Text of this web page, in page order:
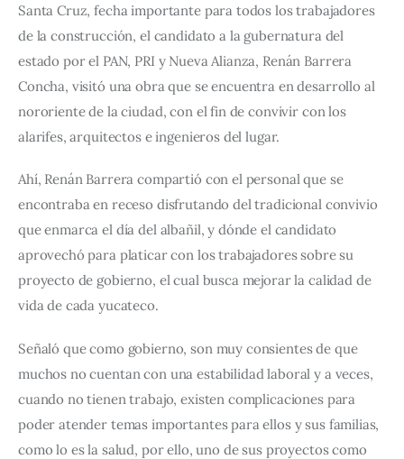
Santa Cruz, fecha importante para todos los trabajadores
de la construcción, el candidato a la gubernatura del
estado por el PAN, PRI y Nueva Alianza, Renán Barrera
Concha, visitó una obra que se encuentra en desarrollo al
nororiente de la ciudad, con el fin de convivir con los
alarifes, arquitectos e ingenieros del lugar.
Ahí, Renán Barrera compartió con el personal que se
encontraba en receso disfrutando del tradicional convivio
que enmarca el día del albañil, y dónde el candidato
aprovechó para platicar con los trabajadores sobre su
proyecto de gobierno, el cual busca mejorar la calidad de
vida de cada yucateco.
Señaló que como gobierno, son muy consientes de que
muchos no cuentan con una estabilidad laboral y a veces,
cuando no tienen trabajo, existen complicaciones para
poder atender temas importantes para ellos y sus familias,
como lo es la salud, por ello, uno de sus proyectos como